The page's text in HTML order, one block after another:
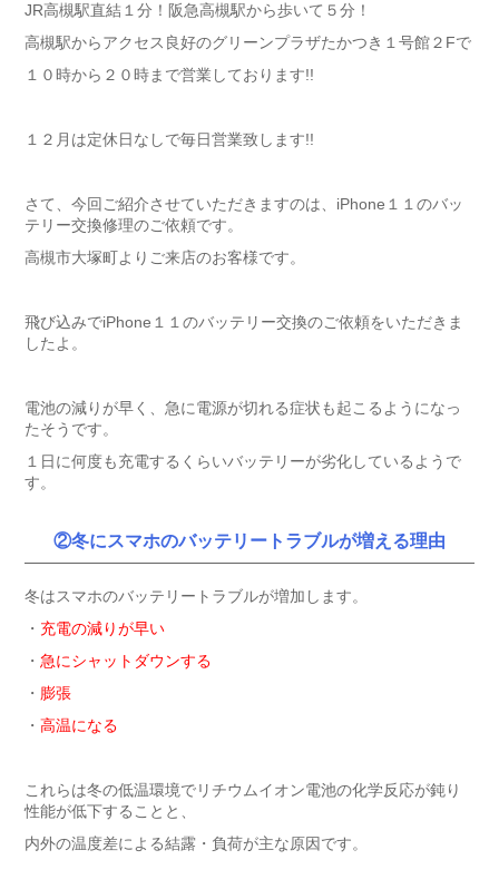
JR高槻駅直結１分！阪急高槻駅から歩いて５分！
高槻駅からアクセス良好のグリーンプラザたかつき１号館２Fで
１０時から２０時まで営業しております!!
１２月は定休日なしで毎日営業致します!!
さて、今回ご紹介させていただきますのは、iPhone１１のバッ
テリー交換修理のご依頼です。
高槻市大塚町よりご来店のお客様です。
飛び込みでiPhone１１のバッテリー交換のご依頼をいただきま
したよ。
電池の減りが早く、急に電源が切れる症状も起こるようになっ
たそうです。
１日に何度も充電するくらいバッテリーが劣化しているようで
す。
②冬にスマホのバッテリートラブルが増える理由
冬はスマホのバッテリートラブルが増加します。
・ 充電の減りが早い
・ 急にシャットダウンする
・ 膨張
・ 高温になる
これらは冬の低温環境でリチウムイオン電池の化学反応が鈍り
性能が低下することと、
内外の温度差による結露・負荷が主な原因です。